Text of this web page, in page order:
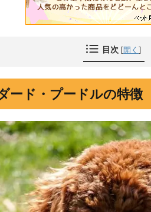
目次 [開く ]
ード・プードルの特徴